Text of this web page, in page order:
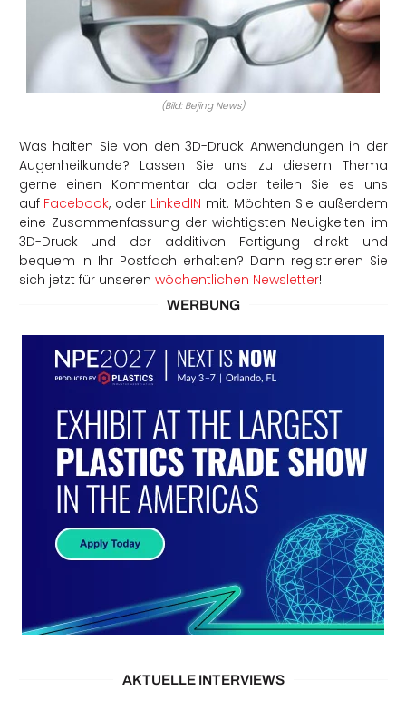
(Bild: Bejing News)
Was halten Sie von den 3D-Druck Anwendungen in der
Augenheilkunde? Lassen Sie uns zu diesem Thema
gerne einen Kommentar da oder teilen Sie es uns
auf Facebook, oder LinkedIN mit. Möchten Sie außerdem
eine Zusammenfassung der wichtigsten Neuigkeiten im
3D-Druck und der additiven Fertigung direkt und
bequem in Ihr Postfach erhalten? Dann registrieren Sie
sich jetzt für unseren wöchentlichen Newsletter!
WERBUNG
AKTUELLE INTERVIEWS